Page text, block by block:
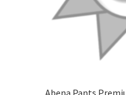
Abena Pants